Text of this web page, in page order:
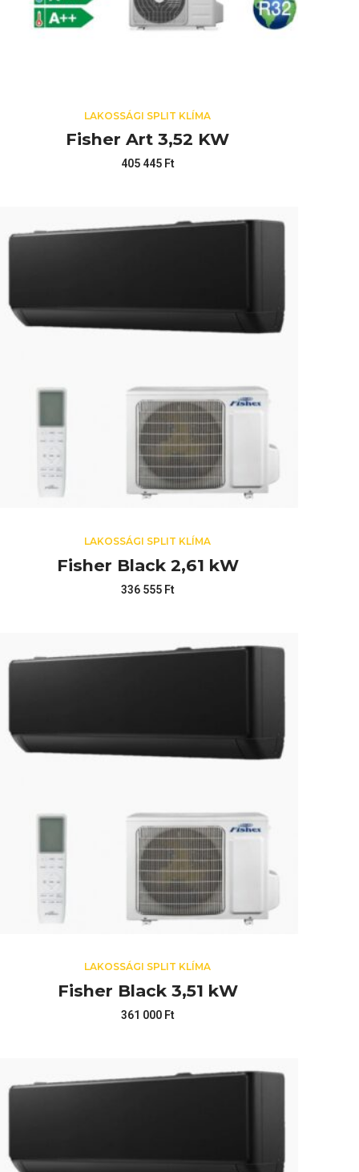
LAKOSSÁGI SPLIT KLÍMA
Fisher Art 3,52 KW
405 445 Ft
LAKOSSÁGI SPLIT KLÍMA
Fisher Black 2,61 kW
336 555 Ft
LAKOSSÁGI SPLIT KLÍMA
Fisher Black 3,51 kW
361 000 Ft